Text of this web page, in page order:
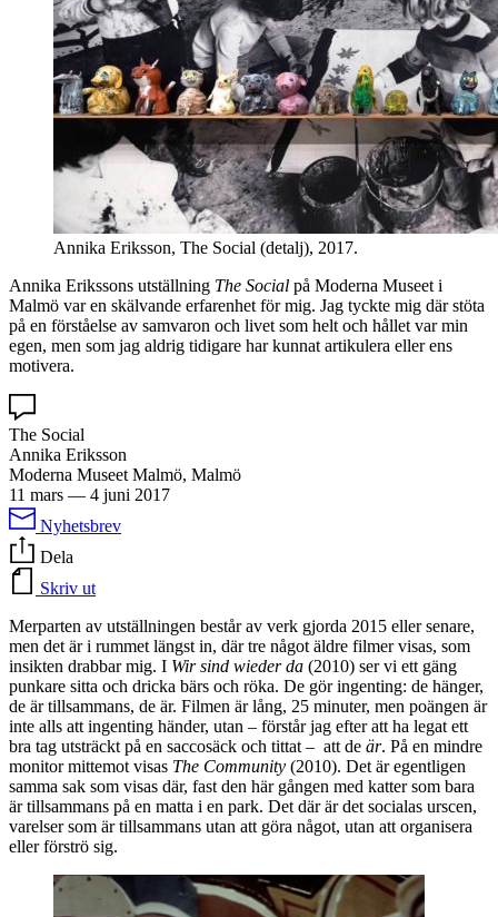
Annika Eriksson, The Social (detalj), 2017.
Annika Erikssons utställning The Social på Moderna Museet i
Malmö var en skälvande erfarenhet för mig. Jag tyckte mig där stöta
på en förståelse av samvaron och livet som helt och hållet var min
egen, men som jag aldrig tidigare har kunnat artikulera eller ens
motivera.
The Social
Annika Eriksson
Moderna Museet Malmö, Malmö
11 mars — 4 juni 2017
Nyhetsbrev
Dela
Skriv ut
Merparten av utställningen består av verk gjorda 2015 eller senare,
men det är i rummet längst in, där tre något äldre filmer visas, som
insikten drabbar mig. I Wir sind wieder da (2010) ser vi ett gäng
punkare sitta och dricka bärs och röka. De gör ingenting: de hänger,
de är tillsammans, de är. Filmen är lång, 25 minuter, men poängen är
inte alls att ingenting händer, utan – förstår jag efter att ha legat ett
bra tag utsträckt på en saccosäck och tittat – att de är. På en mindre
monitor mittemot visas The Community (2010). Det är egentligen
samma sak som visas där, fast den här gången med katter som bara
är tillsammans på en matta i en park. Det där är det socialas urscen,
varelser som är tillsammans utan att göra något, utan att organisera
eller förströ sig.